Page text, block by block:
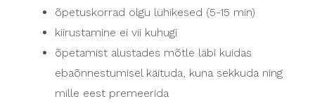
õpetuskorrad olgu lühikesed (5-15 min)
kiirustamine ei vii kuhugi
õpetamist alustades mõtle läbi kuidas
ebaõnnestumisel käituda, kuna sekkuda ning
mille eest premeerida